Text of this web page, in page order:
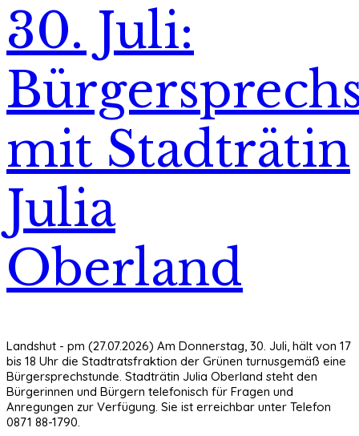
30. Juli:
mit Stadträtin
Julia
Oberland
Landshut - pm (27.07.2026) Am Donnerstag, 30. Juli, hält von 17
bis 18 Uhr die Stadtratsfraktion der Grünen turnusgemäß eine
Bürgersprechstunde. Stadträtin Julia Oberland steht den
Bürgerinnen und Bürgern telefonisch für Fragen und
Anregungen zur Verfügung. Sie ist erreichbar unter Telefon
0871 88-1790.